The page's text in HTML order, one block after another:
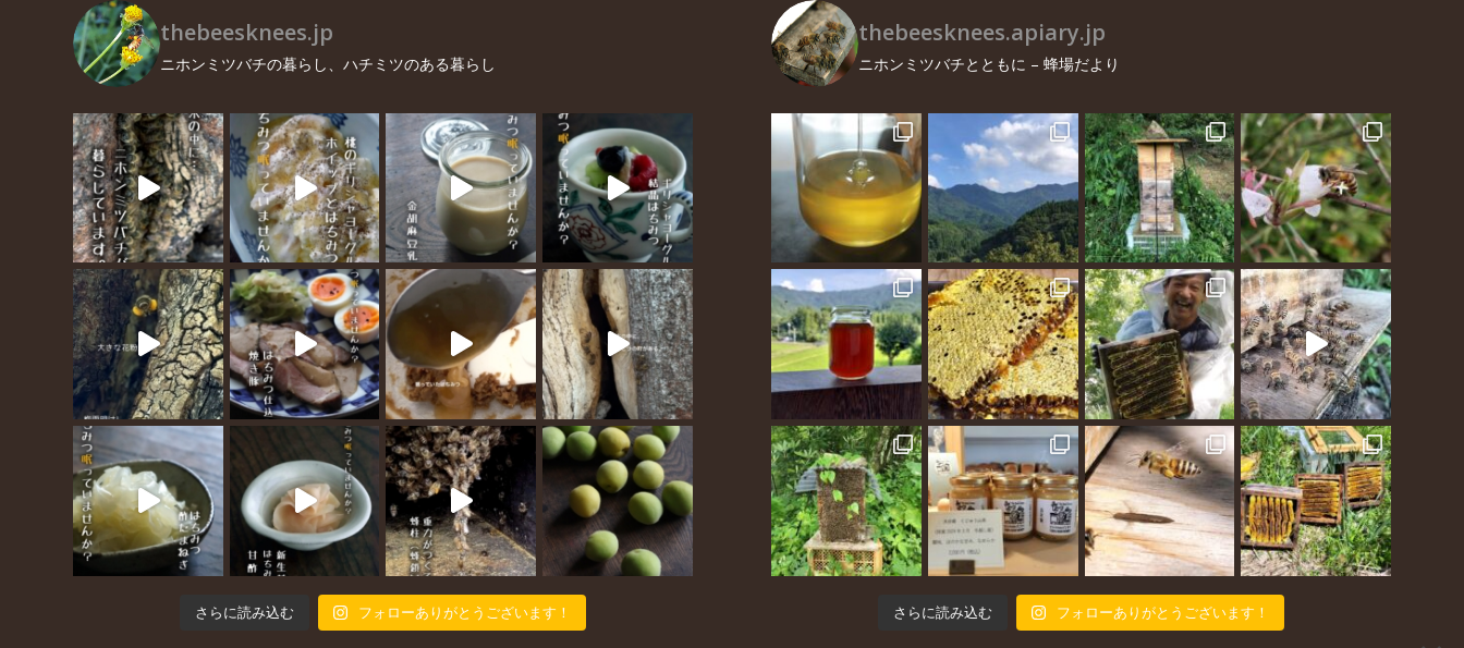
thebeesknees.jp
ニホンミツバチの暮らし、ハチミツのある暮らし
さらに読み込む フォローありがとうございます！
thebeesknees.apiary.jp
ニホンミツバチとともに – 蜂場だより
さらに読み込む フォローありがとうございます！